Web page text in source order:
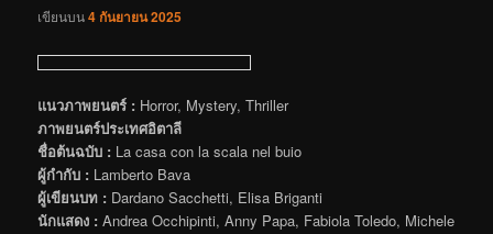
เขียนบน4 กันยายน 2025
แนวภาพยนตร์ : Horror, Mystery, Thriller
ภาพยนตร์ประเทศอิตาลี
ชื่อต้นฉบับ : La casa con la scala nel buio
ผู้กำกับ : Lamberto Bava
ผู้เขียนบท : Dardano Sacchetti, Elisa Briganti
นักแสดง : Andrea Occhipinti, Anny Papa, Fabiola Toledo, Michele